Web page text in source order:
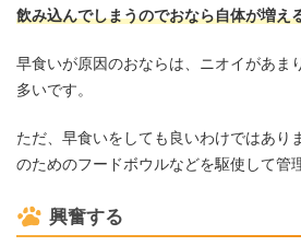
飲み込んでしまうのでおなら自体が増え
早食いが原因のおならは、ニオイがあま
多いです。
ただ、早食いをしても良いわけではあり
のためのフードボウルなどを駆使して管
興奮する